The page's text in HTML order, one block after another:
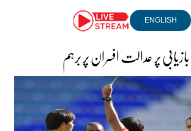
ENGLISH
پر عدالت افسران پر برہم